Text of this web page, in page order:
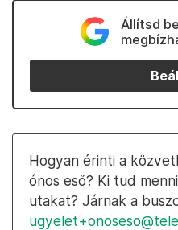
Állítsd
Hogyan érinti a
ónos eső? Ki tud
utakat? Járnak a